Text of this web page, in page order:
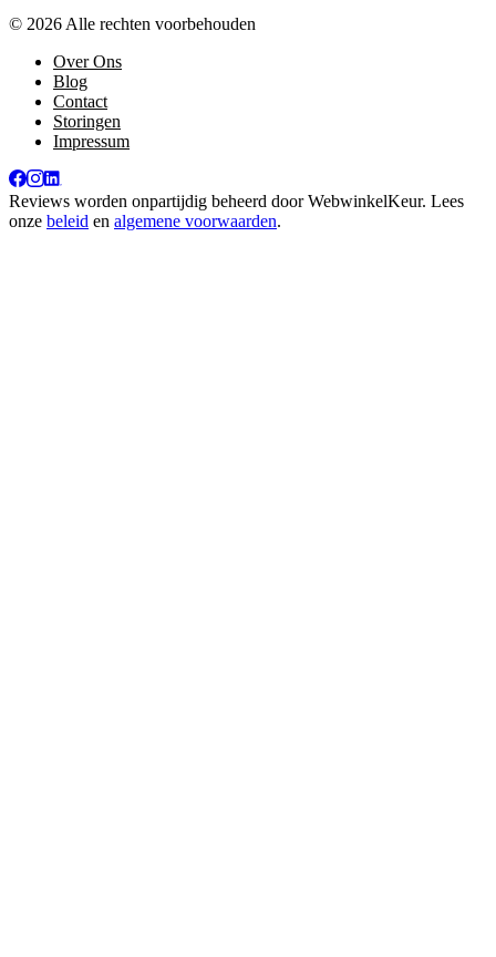
© 2026 Alle rechten voorbehouden
Over Ons
Blog
Contact
Storingen
Impressum
Reviews worden onpartijdig beheerd doorWebwinkelKeur. Lees
onze beleid en algemene voorwaarden.